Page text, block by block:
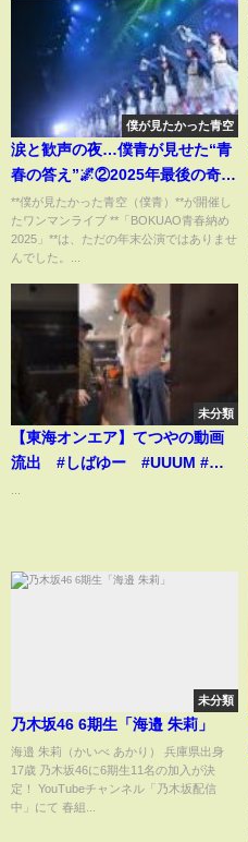
僕が見たかった青空
涙と歓声の夜…僕青が見せた“青
春の答え”🌌②2025年最後の奇跡
｜僕が見たかった青空、未来へ
羽ばたく瞬間✨#僕が見たかった
青空#僕青#BOKUAO#青春納め
**僕が見たかった青空（僕青）**が開催し
たワンマンライブ **「BOKUAO青春納め
2025」**は、ただの年末公演ではありませ
んでした。...
未分類
【東海オンエア】てつやの動画
流出 #しばゆー #UUUM #ヒ
未分類
乃木坂46 6期生「海邉 朱莉」
海邉 朱莉（かいべ あかり） 兵庫県出身
17歳 乃木坂46に6期生11名の加入が決
定！ YouTubeチャンネル「乃木坂配信
中」にて 春組...